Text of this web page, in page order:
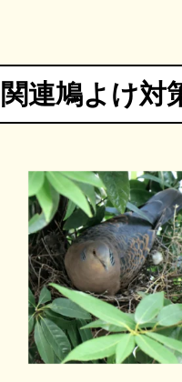
関連鳩よけ対